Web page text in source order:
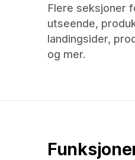
Flere seksjoner
utseende,
landingsider,
og mer.